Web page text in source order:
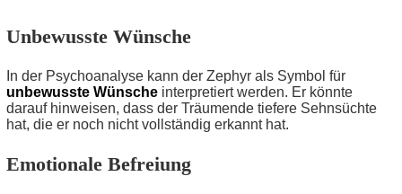
Unbewusste Wünsche
In der Psychoanalyse kann der Zephyr als Symbol für
unbewusste Wünsche interpretiert werden. Er könnte
darauf hinweisen, dass der Träumende tiefere Sehnsüchte
hat, die er noch nicht vollständig erkannt hat.
Emotionale Befreiung